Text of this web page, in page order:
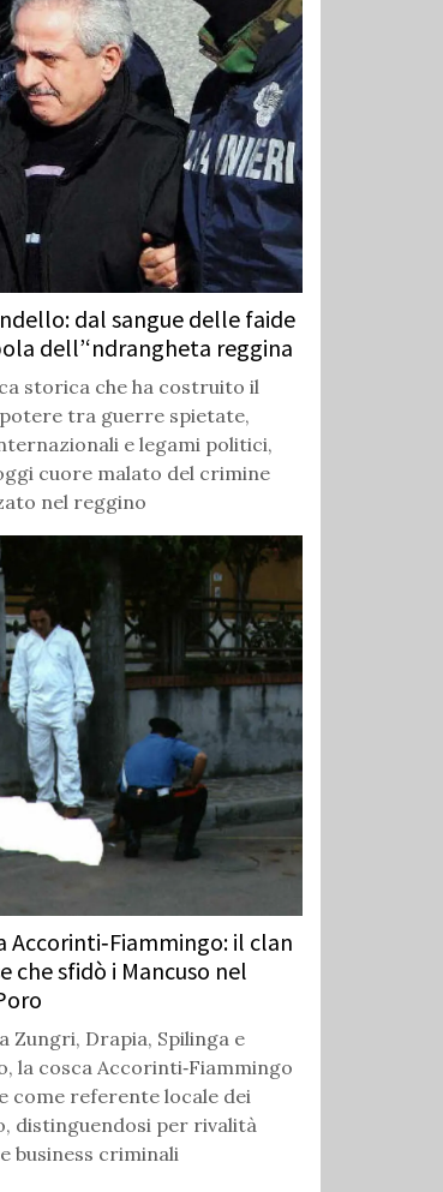
dal sangue delle faide
dell’‘ndrangheta reggina
storica che ha costruito il
tra guerre spietate,
e legami politici,
cuore malato del crimine
nel reggino
Accorinti‑Fiammingo: il clan
che sfidò i Mancuso nel
Zungri, Drapia, Spilinga e
la cosca Accorinti‑Fiammingo
come referente locale dei
distinguendosi per rivalità
business criminali